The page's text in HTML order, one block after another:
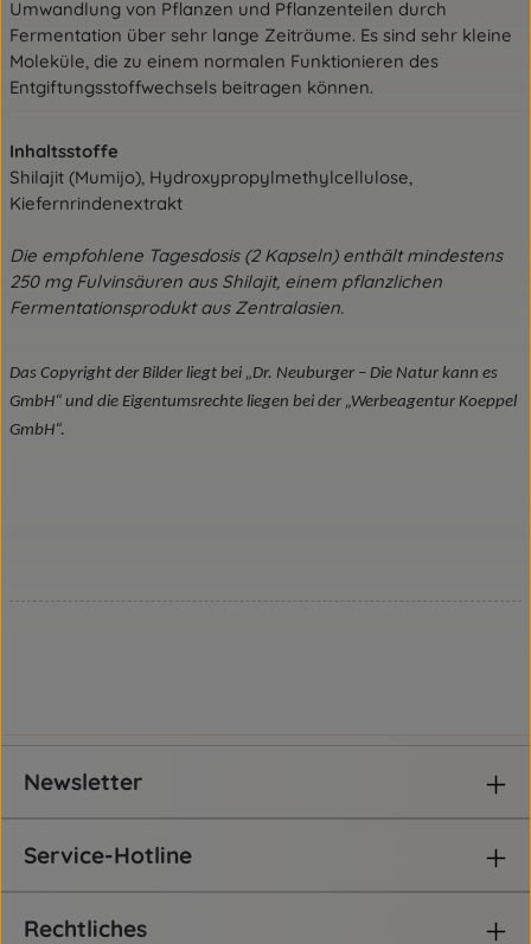
Umwandlung von Pflanzen und Pflanzenteilen durch
Fermentation über sehr lange Zeiträume. Es sind sehr kleine
Moleküle, die zu einem normalen Funktionieren des
Entgiftungsstoffwechsels beitragen können.
Inhaltsstoffe
Shilajit (Mumijo), Hydroxypropylmethylcellulose,
Kiefernrindenextrakt
Die empfohlene Tagesdosis (2 Kapseln) enthält mindestens
250 mg Fulvinsäuren aus Shilajit, einem pflanzlichen
Fermentationsprodukt aus Zentralasien.
Das Copyright der Bilder liegt bei „Dr. Neuburger – Die Natur kann es
GmbH“ und die Eigentumsrechte liegen bei der „Werbeagentur Koeppel
GmbH“.
Newsletter
Service-Hotline
Rechtliches